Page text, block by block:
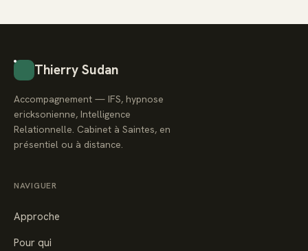
Thierry Sudan
Accompagnement — IFS, hypnose
ericksonienne, Intelligence
Relationnelle. Cabinet à Saintes, en
présentiel ou à distance.
NAVIGUER
Approche
Pour qui